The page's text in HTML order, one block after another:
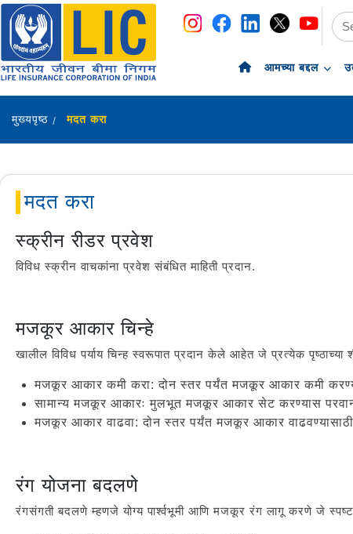
navigation
skip-to-content
आमच्या बद्दल
मुख्यपृष्ठ मदत करा
मदत करा
स्क्रीन रीडर प्रवेश
विविध स्क्रीन वाचकांना प्रवेश संबंधित माहिती प्रदान.
मजकूर आकार चिन्हे
खालील विविध पर्याय चिन्ह स्वरूपात प्रदान केले आहेत जे प्रत्येक पृष्ठाच्या
मजकूर आकार कमी करा: दोन स्तर पर्यंत मजकूर आकार कमी
सामान्य मजकूर आकारः मुलभूत मजकूर आकार सेट करण्यास
मजकूर आकार वाढवा: दोन स्तर पर्यंत मजकूर आकार
रंग योजना बदलणे
रंगसंगती बदलणे म्हणजे योग्य पार्श्वभूमी आणि मजकूर रंग लागू करणे जे